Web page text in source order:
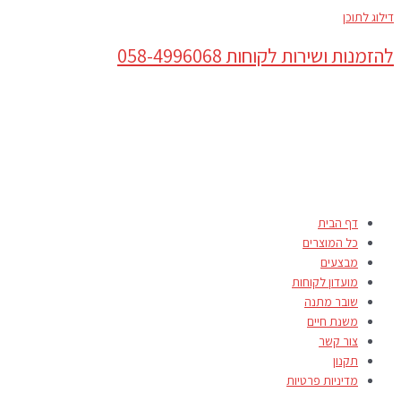
דילוג לתוכן
להזמנות ושירות לקוחות 058-4996068
דף הבית
כל המוצרים
מבצעים
מועדון לקוחות
שובר מתנה
משנת חיים
צור קשר
תקנון
מדיניות פרטיות